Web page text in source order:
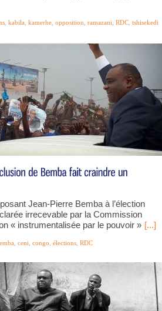
kabila kamerhe opposition ramazani RDC tshisekedi
Jean-Pierre Bemba à l’élection
irrecevable par la Commission
« instrumentalisée par le pouvoir » [...]
ceni congo élections RDC